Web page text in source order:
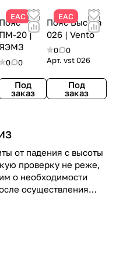
ЕАС
Пояс
ПМ-20 |
ЯЭМЗ
0 0
Под
заказ
ЕАС
Пояс Высота
026 | Vento
0
0
Арт.vst 026
Под
заказ
от падения с высоты
проверку не реже,
о необходимости
осуществления